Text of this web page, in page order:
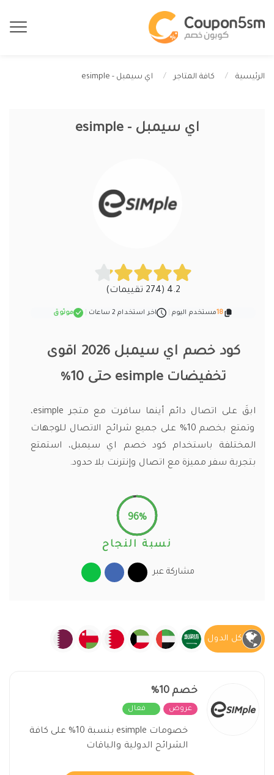
الرئيسية كافة المتاجر اي سيمبل - esimple
اي سيمبل - esimple
4.2 (274 تقييمات)
18مستخدم اليوم اخر استخدام 2 ساعات موثوق
كود خصم اي سيمبل 2026 اقوى
تخفيضات esimple حتى 10%
ابقَ على اتصال دائم أينما سافرت مع متجر esimple،
وتمتع بخصم 10% على جميع شرائح الاتصال للوجهات
المختلفة باستخدام كود خصم اي سيمبل، استمتع
بتجربة سفر مميزة مع اتصال وإنترنت بلا حدود.
96%
نسبة النجاح
مشاركة عبر
كل الدول
خصم 10%
عروض فعال
خصومات esimple بنسبة 10% على كافة
الشرائح الدولية والباقات